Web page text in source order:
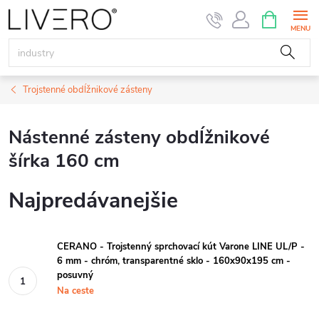
Prejsť
na
obsah
KOŠÍK
Trojstenné obdĺžnikové zásteny
Nástenné zásteny obdĺžnikové
šírka 160 cm
Najpredávanejšie
CERANO - Trojstenný sprchovací kút Varone LINE UL/P -
6 mm - chróm, transparentné sklo - 160x90x195 cm -
posuvný
Na ceste